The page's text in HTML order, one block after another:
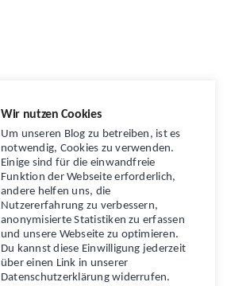
Wir nutzen Cookies
Um unseren Blog zu betreiben, ist es
notwendig, Cookies zu verwenden.
Einige sind für die einwandfreie
Funktion der Webseite erforderlich,
andere helfen uns, die
Nutzererfahrung zu verbessern,
anonymisierte Statistiken zu erfassen
und unsere Webseite zu optimieren.
Du kannst diese Einwilligung jederzeit
über einen Link in unserer
Datenschutzerklärung widerrufen.